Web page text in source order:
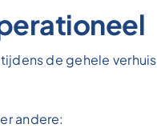
de gehele
andere: